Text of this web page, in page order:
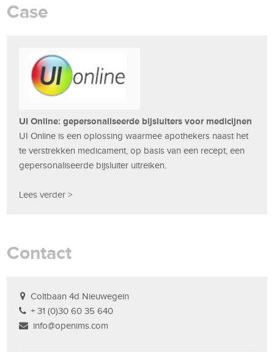
Case
UI Online: gepersonaliseerde bijsluiters voor medicijnen
UI Online is een oplossing waarmee apothekers naast het
te verstrekken medicament, op basis van een recept, een
gepersonaliseerde bijsluiter uitreiken.
Lees verder >
Contact
Coltbaan 4d Nieuwegein
+ 31 (0)30 60 35 640
info@openims.com